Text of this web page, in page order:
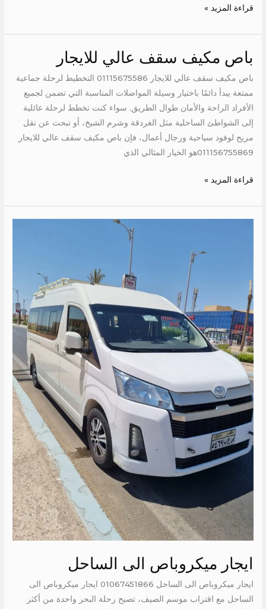
قراءة المزيد »
باص مكيف سقف عالي للايجار
باص مكيف سقف عالي للايجار 01115675586 التخطيط لرحلة جماعية
ممتعة يبدأ دائمًا باختيار وسيلة المواصلات المناسبة التي تضمن لجميع
الأفراد الراحة والأمان طوال الطريق. سواء كنت تخطط لرحلة عائلية
إلى الشواطئ الساحلية مثل الغردقة وشرم الشيخ، أو تبحث عن نقل
مريح لوفود سياحية ورجال أعمال، فإن باص مكيف سقف عالي للايجار
011156755869هو الخيار المثالي الذي
باص
مكيف
سقف
عالي
للايجار
قراءة المزيد »
ايجار ميكروباص الى الساحل
ايجار ميكروباص الى الساحل 01067451866 ايجار ميكروباص الى
الساحل مع اقتراب موسم الصيف، تصبح رحلة البحر واحدة من أكثر